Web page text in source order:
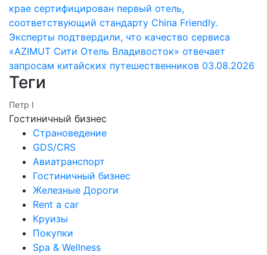
крае сертифицирован первый отель,
соответствующий стандарту China Friendly.
Эксперты подтвердили, что качество сервиса
«AZIMUT Сити Отель Владивосток» отвечает
запросам китайских путешественников 03.08.2026
Теги
Петр I
Гостиничный бизнес
Страноведение
GDS/CRS
Авиатранспорт
Гостиничный бизнес
Железные Дороги
Rent a car
Круизы
Покупки
Spa & Wellness